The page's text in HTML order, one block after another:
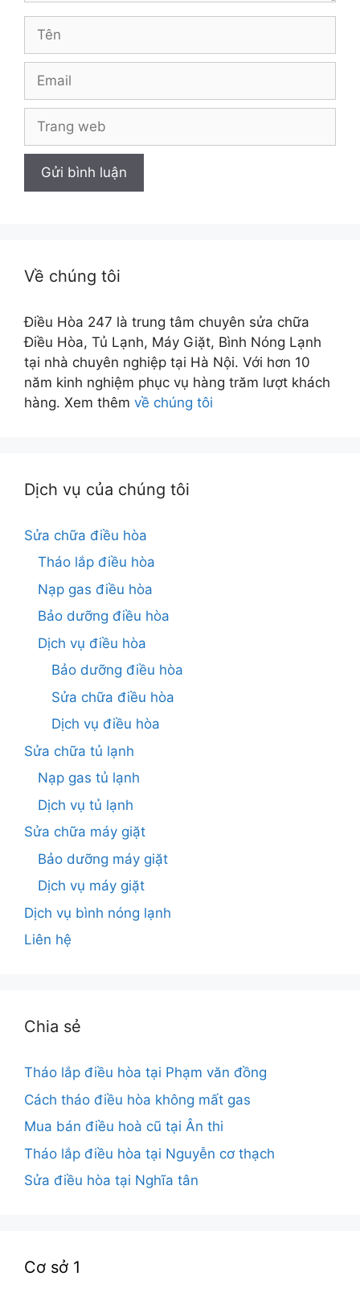
web
Về chúng tôi
Điều Hòa 247 là trung tâm chuyên sửa chữa
Điều Hòa, Tủ Lạnh, Máy Giặt, Bình Nóng Lạnh
tại nhà chuyên nghiệp tại Hà Nội. Với hơn 10
năm kinh nghiệm phục vụ hàng trăm lượt khách
hàng. Xem thêm về chúng tôi
Dịch vụ của chúng tôi
Sửa chữa điều hòa
Tháo lắp điều hòa
Nạp gas điều hòa
Bảo dưỡng điều hòa
Dịch vụ điều hòa
Bảo dưỡng điều hòa
Sửa chữa điều hòa
Dịch vụ điều hòa
Sửa chữa tủ lạnh
Nạp gas tủ lạnh
Dịch vụ tủ lạnh
Sửa chữa máy giặt
Bảo dưỡng máy giặt
Dịch vụ máy giặt
Dịch vụ bình nóng lạnh
Liên hệ
Chia sẻ
Tháo lắp điều hòa tại Phạm văn đồng
Cách tháo điều hòa không mất gas
Mua bán điều hoà cũ tại Ân thi
Tháo lắp điều hòa tại Nguyễn cơ thạch
Sửa điều hòa tại Nghĩa tân
Cơ sở 1